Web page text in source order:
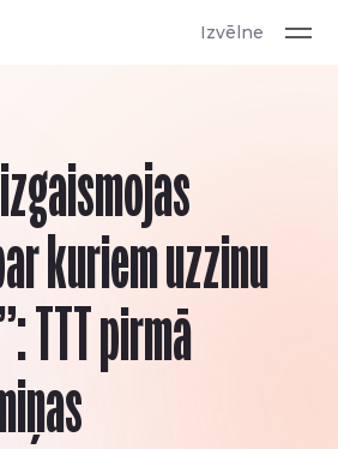
Izvēlne
kuriem uzzinu
TTT pirmā